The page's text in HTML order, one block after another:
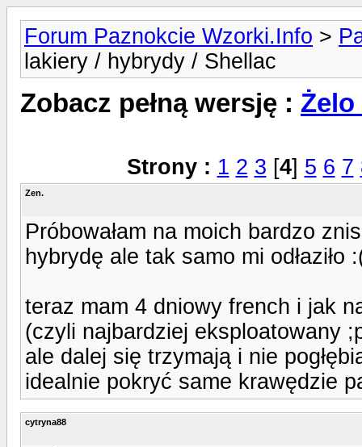
Forum Paznokcie Wzorki.Info >
lakiery / hybrydy / Shellac
Zobacz pełną wersję :
Strony : 1 2 3 [4] 5 6 7
Zen.
Próbowałam na moich bardzo
hybrydę ale tak samo mi odłaziło
teraz mam 4 dniowy french i jak
(czyli najbardziej eksploatowany
ale dalej się trzymają i nie
idealnie pokryć same krawędzie
cytryna88